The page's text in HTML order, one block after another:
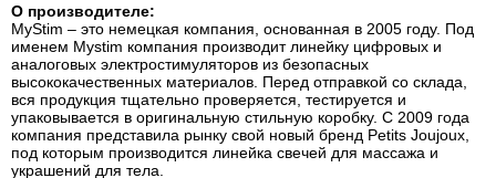
О производителе:
MyStim – это немецкая компания, основанная в 2005 году. Под
именем Mystim компания производит линейку цифровых и
аналоговых электростимуляторов из безопасных
высококачественных материалов. Перед отправкой со склада,
вся продукция тщательно проверяется, тестируется и
упаковывается в оригинальную стильную коробку. С 2009 года
компания представила рынку свой новый бренд Petits Joujoux,
под которым производится линейка свечей для массажа и
украшений для тела.